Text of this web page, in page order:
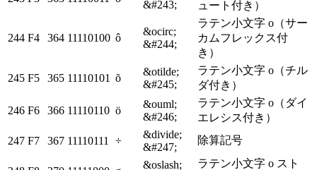
&#243;
ュート付き）
244 F4 364 11110100 ô
&ocirc;
&#244;
ラテン小文字 o（サー
カムフレックス付
き）
245 F5 365 11110101 õ
&otilde;
&#245;
ラテン小文字 o（チル
ダ付き）
246 F6 366 11110110 ö
&ouml;
&#246;
ラテン小文字 o（ダイ
エレシス付き）
247 F7 367 11110111 ÷
&divide;
&#247;
除算記号
&oslash;
ラテン小文字 o スト